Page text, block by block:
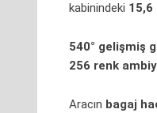
kabinindeki
540° gelişmiş
256 renk
Aracın bagaj